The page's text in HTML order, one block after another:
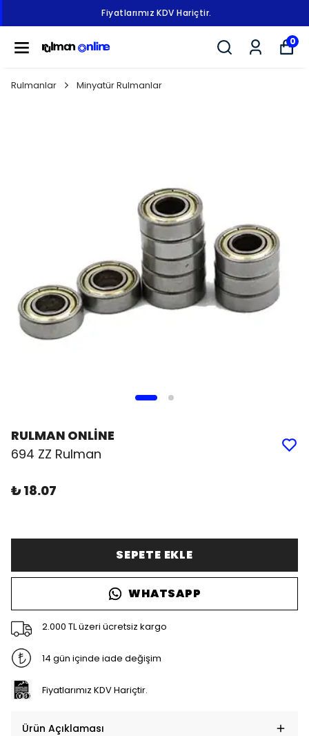
Fiyatlarımız KDV Hariçtir.
0
Rulmanlar Minyatür Rulmanlar
RULMAN ONLİNE
694 ZZ Rulman
₺ 18.07
SEPETE EKLE
WHATSAPP
2.000 TL üzeri ücretsiz kargo
14 gün içinde iade değişim
Fiyatlarımız KDV Hariçtir.
Ürün Açıklaması